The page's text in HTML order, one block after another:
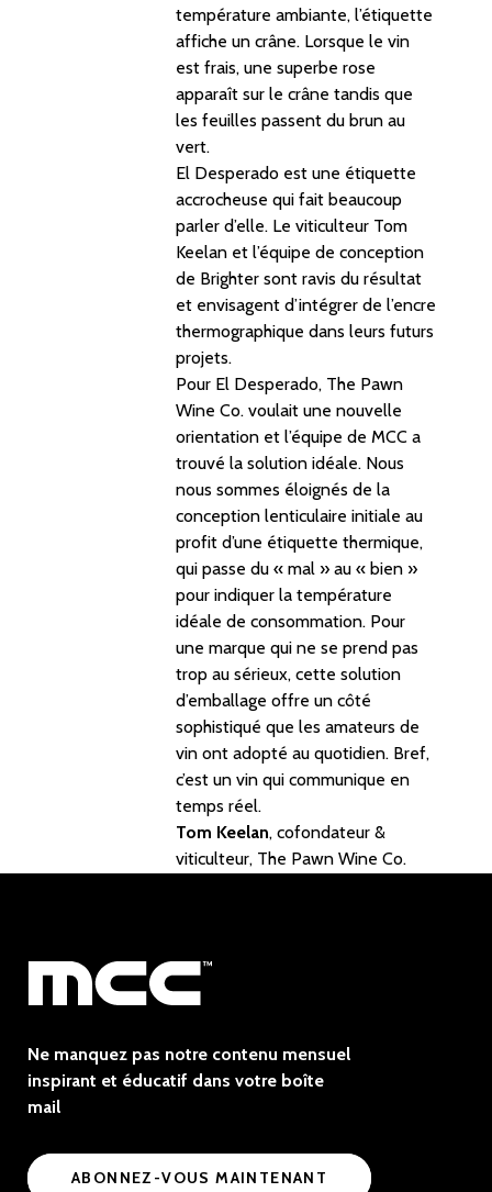
température ambiante, l’étiquette
affiche un crâne. Lorsque le vin
est frais, une superbe rose
apparaît sur le crâne tandis que
les feuilles passent du brun au
vert.
El Desperado est une étiquette
accrocheuse qui fait beaucoup
parler d’elle. Le viticulteur Tom
Keelan et l’équipe de conception
de Brighter sont ravis du résultat
et envisagent d’intégrer de l’encre
thermographique dans leurs futurs
projets.
Pour El Desperado, The Pawn
Wine Co. voulait une nouvelle
orientation et l’équipe de MCC a
trouvé la solution idéale. Nous
nous sommes éloignés de la
conception lenticulaire initiale au
profit d’une étiquette thermique,
qui passe du « mal » au « bien »
pour indiquer la température
idéale de consommation. Pour
une marque qui ne se prend pas
trop au sérieux, cette solution
d’emballage offre un côté
sophistiqué que les amateurs de
vin ont adopté au quotidien. Bref,
c’est un vin qui communique en
temps réel.
Tom Keelan, cofondateur &
viticulteur, The Pawn Wine Co.
Ne manquez pas notre contenu mensuel
inspirant et éducatif dans votre boîte
mail
ABONNEZ-VOUS MAINTENANT